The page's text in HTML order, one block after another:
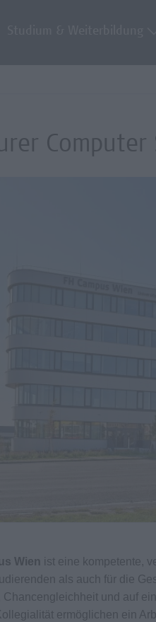
Computer
Wien
ist eine kompetente,
als auch für die
und auf
ermöglichen ein